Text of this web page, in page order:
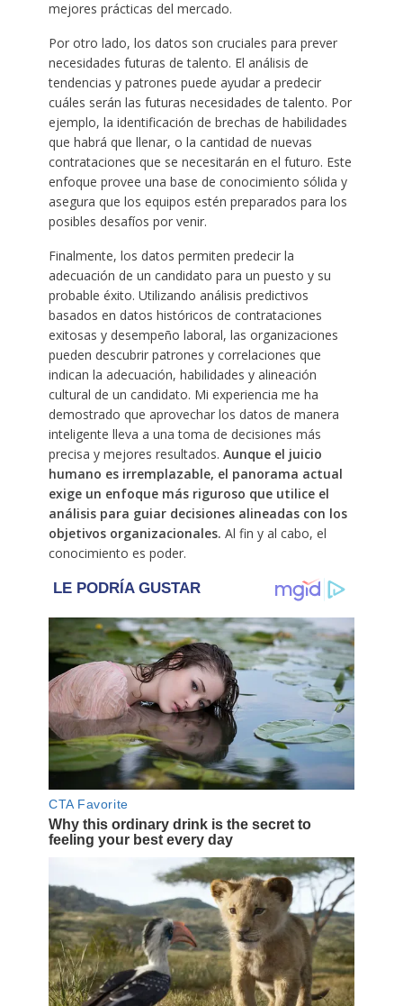
mejores prácticas del mercado.
Por otro lado, los datos son cruciales para prever
necesidades futuras de talento. El análisis de
tendencias y patrones puede ayudar a predecir
cuáles serán las futuras necesidades de talento. Por
ejemplo, la identificación de brechas de habilidades
que habrá que llenar, o la cantidad de nuevas
contrataciones que se necesitarán en el futuro. Este
enfoque provee una base de conocimiento sólida y
asegura que los equipos estén preparados para los
posibles desafíos por venir.
Finalmente, los datos permiten predecir la
adecuación de un candidato para un puesto y su
probable éxito. Utilizando análisis predictivos
basados en datos históricos de contrataciones
exitosas y desempeño laboral, las organizaciones
pueden descubrir patrones y correlaciones que
indican la adecuación, habilidades y alineación
cultural de un candidato. Mi experiencia me ha
demostrado que aprovechar los datos de manera
inteligente lleva a una toma de decisiones más
precisa y mejores resultados. Aunque el juicio
humano es irremplazable, el panorama actual
exige un enfoque más riguroso que utilice el
análisis para guiar decisiones alineadas con los
objetivos organizacionales. Al fin y al cabo, el
conocimiento es poder.